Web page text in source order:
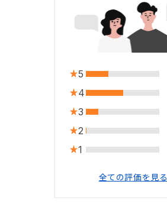
5
4
3
2
1
全ての評価を見る